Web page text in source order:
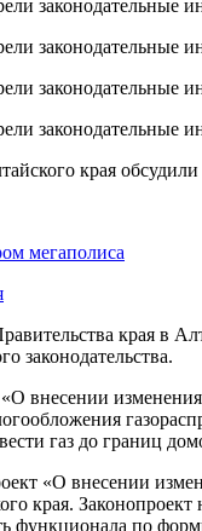
края
мегаполиса
края в
законодательства.
внесении
газ до границ
«О внесении
края.
функционала по